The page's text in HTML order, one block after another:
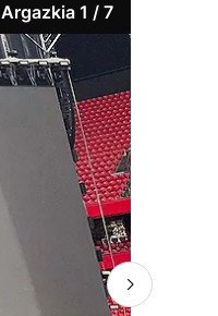
Argazkia 1 / 7